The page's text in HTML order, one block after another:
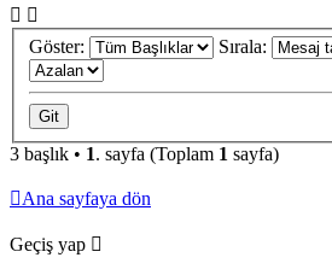
Göster: Sırala:
3 başlık • 1. sayfa (Toplam 1 sayfa)
Ana sayfaya dön
Geçiş yap